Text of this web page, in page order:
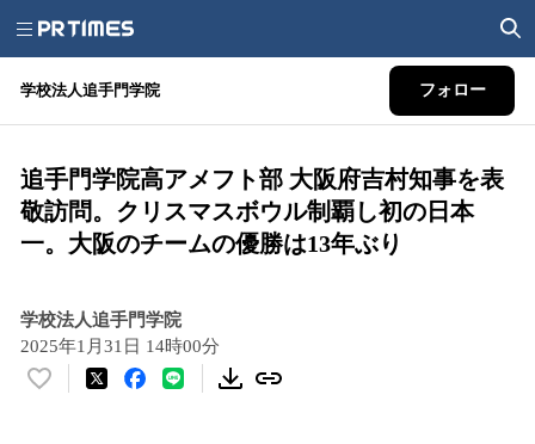
学校法人追手門学院 フォロー
追手門学院高アメフト部 大阪府吉村知事を表
敬訪問。クリスマスボウル制覇し初の日本
一。大阪のチームの優勝は13年ぶり
学校法人追手門学院
2025年1月31日 14時00分
い